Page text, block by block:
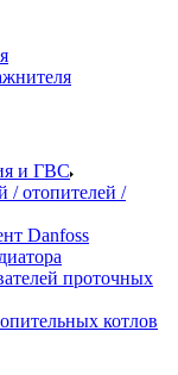
и ГВС
/ отопителей /
Danfoss
проточных
котлов